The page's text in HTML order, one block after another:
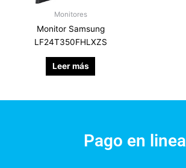
Monitores
Monitor Samsung
LF24T350FHLXZS
Leer más
Pago en linea